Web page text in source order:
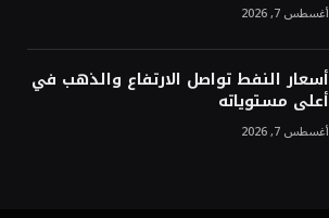
أغسطس 7, 2026
أسعار النفط تواصل الارتفاع والذهب في
أعلى مستوياته
أغسطس 7, 2026